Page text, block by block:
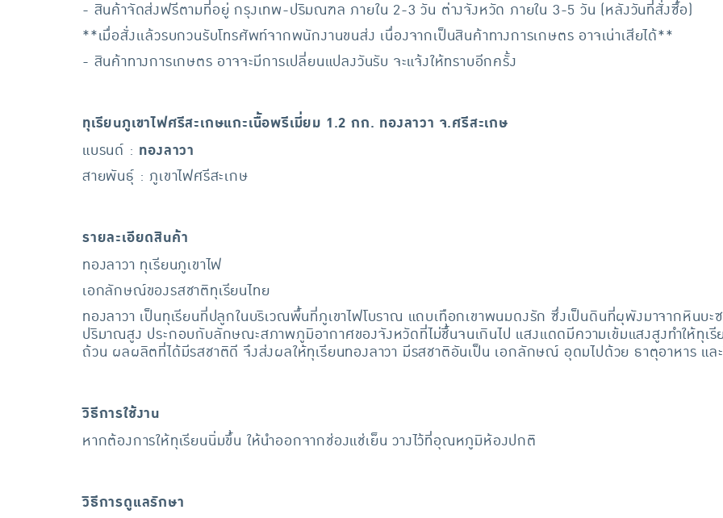
- สินค้าจัดส่งฟรีตามที่อยู่ กรุงเทพ-ปริมณฑล ภายใน 2-3 วัน ต่างจังหวัด ภายใน 3-5 วัน (หลังวันที่สั่งซื้อ)
**เมื่อสั่งเเล้วรบกวนรับโทรศัพท์จากพนักงานขนส่ง เนื่องจากเป็นสินค้าทางการเกษตร อาจเน่าเสียได้**
- สินค้าทางการเกษตร อาจจะมีการเปลี่ยนแปลงวันรับ จะแจ้งให้ทราบอีกครั้ง
ทุเรียนภูเขาไฟศรีสะเกษแกะเนื้อพรีเมี่ยม 1.2 กก. ทองลาวา จ.ศรีสะเกษ
แบรนด์ : ทองลาวา
สายพันธุ์ : ภูเขาไฟศรีสะเกษ
รายละเอียดสินค้า
ทองลาวา ทุเรียนภูเขาไฟ
เอกลักษณ์ของรสชาติทุเรียนไทย
ทองลาวา เป็นทุเรียนที่ปลูกในบริเวณพื้นที่ภูเขาไฟโบราณ แถบเทือกเขาพนมดงรัก ซึ่งเป็นดินที่ผุพังมาจากหินบ
ปริมาณสูง ประกอบกับลักษณะสภาพภูมิอากาศของจังหวัดที่ไม่ชื้นจนเกินไป แสงแดดมีความเข้มแสงสูงทำให้ทุเ
ถ้วน ผลผลิตที่ได้มีรสชาติดี จึงส่งผลให้ทุเรียนทองลาวา มีรสชาติอันเป็น เอกลักษณ์ อุดมไปด้วย ธาตุอาหาร แล
วิธีการใช้งาน
หากต้องการให้ทุเรียนนิ่มขึ้น ให้นำออกจากช่องแช่เย็น วางไว้ที่อุณหภูมิห้องปกติ
วิธีการดูแลรักษา